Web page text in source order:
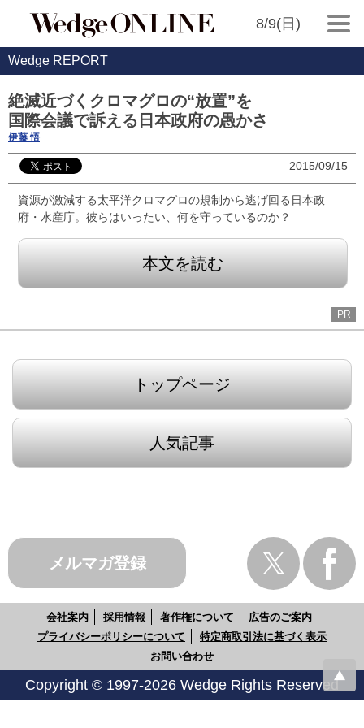
8/9(日)
Wedge REPORT
絶滅近づくクロマグロの“放置”を
国際会議で訴える日本政府の愚かさ
伊藤 悟
2015/09/15
資源が激減する太平洋クロマグロの規制から逃げ回る日本政
府・水産庁。彼らはいったい、何を守っているのか？
本文を読む
PR
トップページ
人気記事
メルマガ登録
会社案内 採用情報 著作権について
広告のご案内
プライバシーポリシーについて
特定商取引法に基づく表示
お問い合わせ
Copyright © 1997-2026 Wedge Rights Reserved